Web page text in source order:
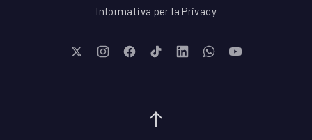
Informativa per la Privacy
New Window
New Window
New Window
New Window
New Window
New WindowNew Window